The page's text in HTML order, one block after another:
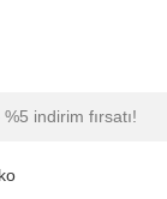
indirim fırsatı!